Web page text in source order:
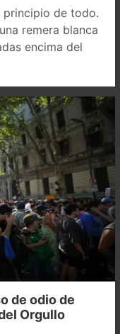
principio de todo.
remera blanca
encima del
de odio de
Orgullo